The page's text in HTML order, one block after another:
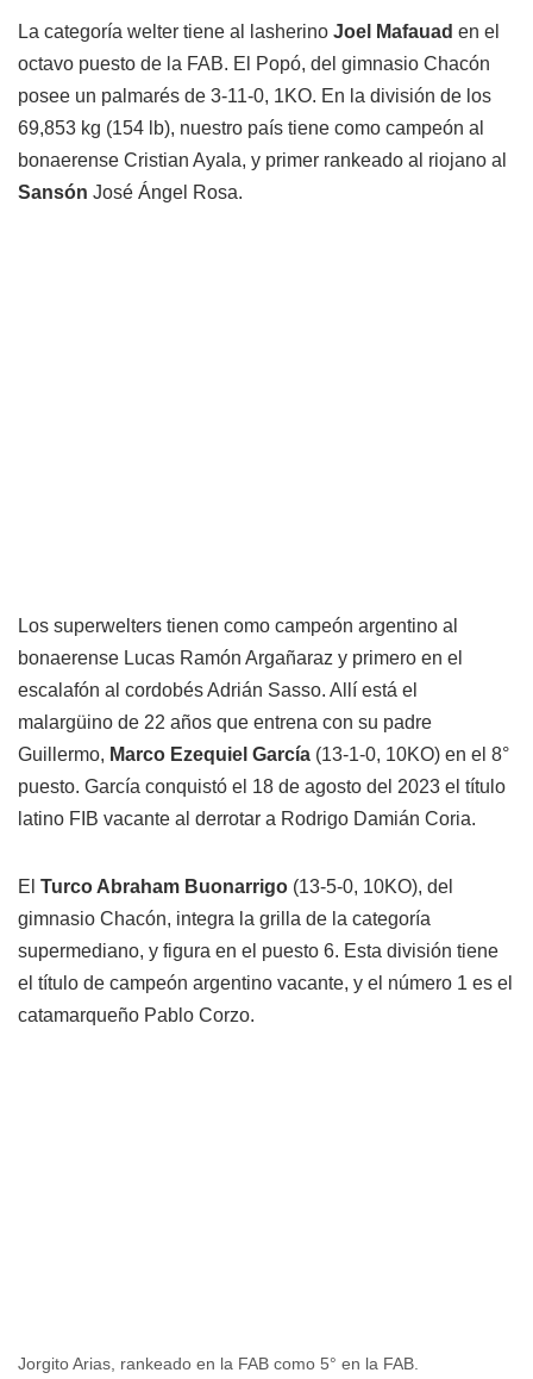
La categoría welter tiene al lasherino Joel Mafauad en el
octavo puesto de la FAB. El Popó, del gimnasio Chacón
posee un palmarés de 3-11-0, 1KO. En la división de los
69,853 kg (154 lb), nuestro país tiene como campeón al
bonaerense Cristian Ayala, y primer rankeado al riojano al
Sansón José Ángel Rosa.
Los superwelters tienen como campeón argentino al
bonaerense Lucas Ramón Argañaraz y primero en el
escalafón al cordobés Adrián Sasso. Allí está el
malargüino de 22 años que entrena con su padre
Guillermo, Marco Ezequiel García (13-1-0, 10KO) en el 8°
puesto. García conquistó el 18 de agosto del 2023 el título
latino FIB vacante al derrotar a Rodrigo Damián Coria.
El Turco Abraham Buonarrigo (13-5-0, 10KO), del
gimnasio Chacón, integra la grilla de la categoría
supermediano, y figura en el puesto 6. Esta división tiene
el título de campeón argentino vacante, y el número 1 es el
catamarqueño Pablo Corzo.
Jorgito Arias, rankeado en la FAB como 5° en la FAB.